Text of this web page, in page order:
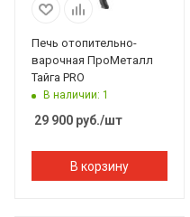
Печь отопительно-
варочная ПроМеталл
Тайга PRO
В наличии: 1
29 900 руб./шт
В корзину